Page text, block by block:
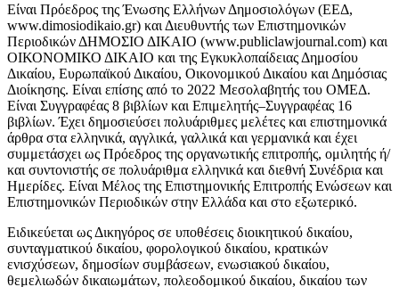
Είναι Πρόεδρος της Ένωσης Ελλήνων Δημοσιολόγων (ΕΕΔ,
www.dimosiodikaio.gr) και Διευθυντής των Επιστημονικών
Περιοδικών ΔΗΜΟΣΙΟ ΔΙΚΑΙΟ (www.publiclawjournal.com) και
ΟΙΚΟΝΟΜΙΚΟ ΔΙΚΑΙΟ και της Εγκυκλοπαίδειας Δημοσίου
Δικαίου, Ευρωπαϊκού Δικαίου, Οικονομικού Δικαίου και Δημόσιας
Διοίκησης. Είναι επίσης από το 2022 Μεσολαβητής του ΟΜΕΔ.
Είναι Συγγραφέας 8 βιβλίων και Επιμελητής–Συγγραφέας 16
βιβλίων. Έχει δημοσιεύσει πολυάριθμες μελέτες και επιστημονικά
άρθρα στα ελληνικά, αγγλικά, γαλλικά και γερμανικά και έχει
συμμετάσχει ως Πρόεδρος της οργανωτικής επιτροπής, ομιλητής ή/
και συντονιστής σε πολυάριθμα ελληνικά και διεθνή Συνέδρια και
Ημερίδες. Είναι Μέλος της Επιστημονικής Επιτροπής Ενώσεων και
Επιστημονικών Περιοδικών στην Ελλάδα και στο εξωτερικό.
Ειδικεύεται ως Δικηγόρος σε υποθέσεις διοικητικού δικαίου,
συνταγματικού δικαίου, φορολογικού δικαίου, κρατικών
ενισχύσεων, δημοσίων συμβάσεων, ενωσιακού δικαίου,
θεμελιωδών δικαιωμάτων, πολεοδομικού δικαίου, δικαίου των